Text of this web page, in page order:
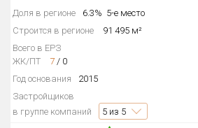
Квартир, апартаментов,
блоков в БД
Доля в регионе
6.3% 5-е место
Строится в регионе
91 495 м²
Всего в ЕРЗ
ЖК/ПТ
7 / 0
Год основания
2015
Застройщиков
в группе компаний
5 из 5